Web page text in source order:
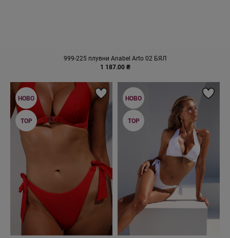
999-225 плувни Anabel Arto 02 БЯЛ
1 187.00 ₴
НОВО
TOP
НОВО
TOP